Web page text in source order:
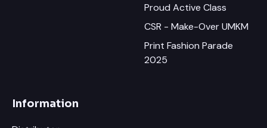
Proud Active Class
CSR - Make-Over UMKM
Print Fashion Parade
2025
Information